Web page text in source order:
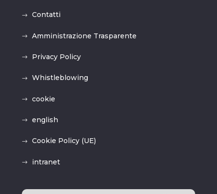
Contatti
Amministrazione Trasparente
Privacy Policy
Whistleblowing
cookie
english
Cookie Policy (UE)
intranet